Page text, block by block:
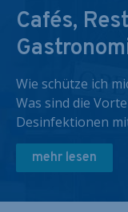
Cafés,
Wie schütze ich
Was sind die
Desinfektionen
mehr lesen